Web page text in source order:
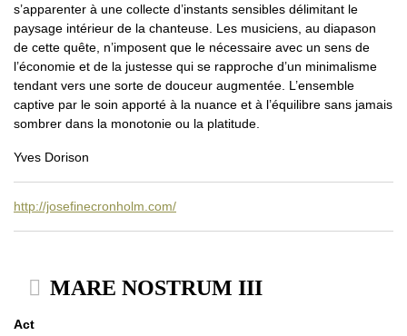
s’apparenter à une collecte d’instants sensibles délimitant le
paysage intérieur de la chanteuse. Les musiciens, au diapason
de cette quête, n’imposent que le nécessaire avec un sens de
l’économie et de la justesse qui se rapproche d’un minimalisme
tendant vers une sorte de douceur augmentée. L’ensemble
captive par le soin apporté à la nuance et à l’équilibre sans jamais
sombrer dans la monotonie ou la platitude.
Yves Dorison
http://josefinecronholm.com/
MARE NOSTRUM III
Act